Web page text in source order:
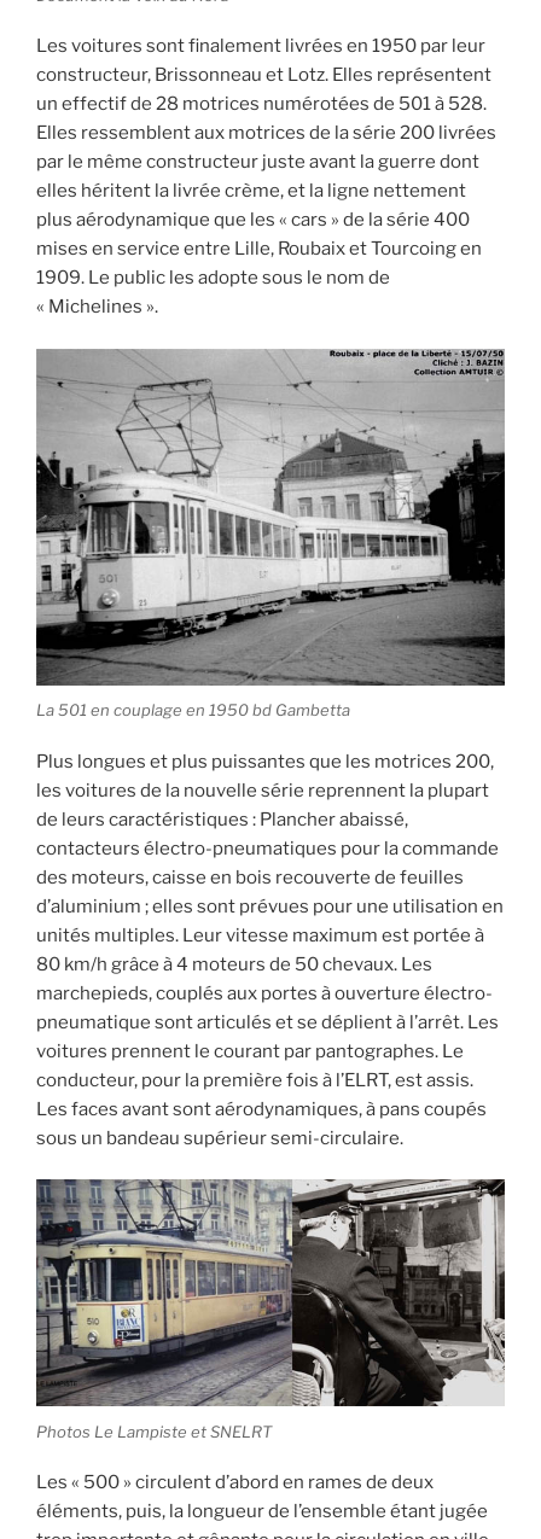
Les voitures sont finalement livrées en 1950 par leur
constructeur, Brissonneau et Lotz. Elles représentent
un effectif de 28 motrices numérotées de 501 à 528.
Elles ressemblent aux motrices de la série 200 livrées
par le même constructeur juste avant la guerre dont
elles héritent la livrée crème, et la ligne nettement
plus aérodynamique que les « cars » de la série 400
mises en service entre Lille, Roubaix et Tourcoing en
1909. Le public les adopte sous le nom de
« Michelines ».
La 501 en couplage en 1950 bd Gambetta
Plus longues et plus puissantes que les motrices 200,
les voitures de la nouvelle série reprennent la plupart
de leurs caractéristiques : Plancher abaissé,
contacteurs électro-pneumatiques pour la commande
des moteurs, caisse en bois recouverte de feuilles
d’aluminium ; elles sont prévues pour une utilisation en
unités multiples. Leur vitesse maximum est portée à
80 km/h grâce à 4 moteurs de 50 chevaux. Les
marchepieds, couplés aux portes à ouverture électro-
pneumatique sont articulés et se déplient à l’arrêt. Les
voitures prennent le courant par pantographes. Le
conducteur, pour la première fois à l’ELRT, est assis.
Les faces avant sont aérodynamiques, à pans coupés
sous un bandeau supérieur semi-circulaire.
Photos Le Lampiste et SNELRT
Les « 500 » circulent d’abord en rames de deux
éléments, puis, la longueur de l’ensemble étant jugée